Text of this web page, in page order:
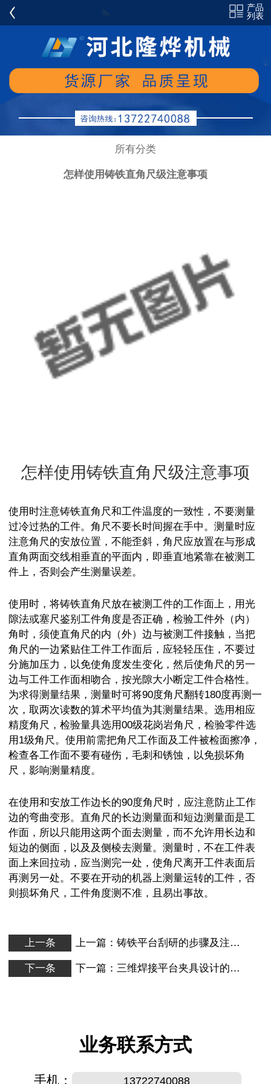
铸铁平板（平台）系列
铸铁弯板系列
铸铁方箱/方筒系列
铸铁平尺/角尺/方尺系列
铸铁V型铁/V型架系列
三维柔性焊接平台系列
机床铸件系列
地轨系列
垫铁系列
其它产品
产品
列表
所有分类
怎样使用铸铁直角尺级注意事项
怎样使用铸铁直角尺级注意事项
使用时注意铸铁直角尺和工件温度的一致性，不要测量
过冷过热的工件。角尺不要长时间握在手中。测量时应
注意角尺的安放位置，不能歪斜，角尺应放置在与形成
直角两面交线相垂直的平面内，即垂直地紧靠在被测工
件上，否则会产生测量误差。
使用时，将铸铁直角尺放在被测工件的工作面上，用光
隙法或塞尺鉴别工件角度是否正确，检验工件外（内）
角时，须使直角尺的内（外）边与被测工件接触，当把
角尺的一边紧贴住工件工作面后，应轻轻压住，不要过
分施加压力，以免使角度发生变化，然后使角尺的另一
边与工件工作面相吻合，按光隙大小断定工件合格性。
为求得测量结果，测量时可将90度角尺翻转180度再测一
次，取两次读数的算术平均值为其测量结果。选用相应
精度角尺，检验量具选用00级花岗岩角尺，检验零件选
用1级角尺。使用前需把角尺工作面及工件被检面擦净，
检查各工作面不要有碰伤，毛刺和锈蚀，以免损坏角
尺，影响测量精度。
在使用和安放工作边长的90度角尺时，应注意防止工作
边的弯曲变形。直角尺的长边测量面和短边测量面是工
作面，所以只能用这两个面去测量，而不允许用长边和
短边的侧面，以及及侧棱去测量。测量时，不在工件表
面上来回拉动，应当测完一处，使角尺离开工件表面后
再测另一处。不要在开动的机器上测量运转的工件，否
则损坏角尺，工件角度测不准，且易出事故。
上一条 上一篇：铸铁平台刮研的步骤及注意事项
下一条 下一篇：三维焊接平台夹具设计的基本要求
业务联系方式
手机： 13722740088